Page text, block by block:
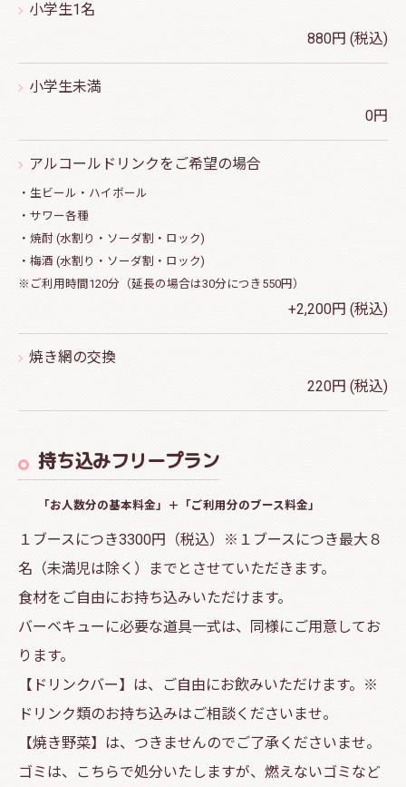
小学生1名
880円 (税込)
小学生未満
0円
アルコールドリンクをご希望の場合
・生ビール・ハイボール
・サワー各種
・焼酎 (水割り・ソーダ割・ロック)
・梅酒 (水割り・ソーダ割・ロック)
※ご利用時間120分（延長の場合は30分につき550円）
+2,200円 (税込)
焼き網の交換
220円 (税込)
持ち込みフリープラン
「お人数分の基本料金」＋「ご利用分のブース料金」
１ブースにつき3300円（税込）※１ブースにつき最大８
名（未満児は除く）までとさせていただきます。
食材をご自由にお持ち込みいただけます。
バーベキューに必要な道具一式は、同様にご用意してお
ります。
【ドリンクバー】は、ご自由にお飲みいただけます。※
ドリンク類のお持ち込みはご相談くださいませ。
【焼き野菜】は、つきませんのでご了承くださいませ。
ゴミは、こちらで処分いたしますが、燃えないゴミなど